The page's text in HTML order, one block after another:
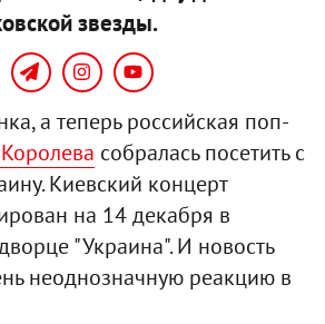
звезды.
а теперь российская поп-
собралась посетить с
Киевский концерт
на 14 декабря в
"Украина". И новость
неоднозначную реакцию в